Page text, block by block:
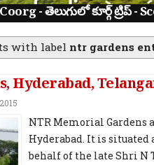
- తెలుగులో కూర్గ్ ట్రిప్ -
with label ntr gardens
Hyderabad,
NTR Memorial Gardens
Hyderabad. It is situated
behalf of the late Shri N